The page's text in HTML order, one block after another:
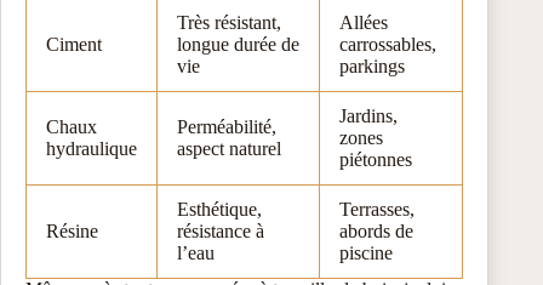
Ciment
Très résistant,
longue durée de
vie
Allées
carrossables,
parkings
Chaux
hydraulique
Perméabilité,
aspect naturel
Jardins,
zones
piétonnes
Résine
Esthétique,
résistance à
l’eau
Terrasses,
abords de
piscine